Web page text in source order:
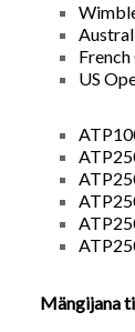
US
Mängijana